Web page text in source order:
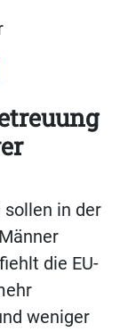
sollen in der
die EU-
weniger